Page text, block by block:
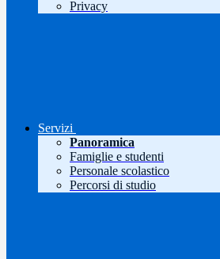
Privacy
Servizi
Panoramica
Famiglie e studenti
Personale scolastico
Percorsi di studio